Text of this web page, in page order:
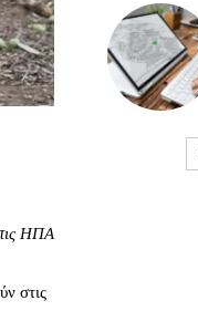
τις ΗΠΑ
στις